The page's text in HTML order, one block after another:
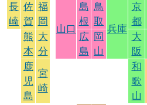
長
崎
佐
賀
福
岡
山口
島
根
鳥
取
兵庫
京
都
熊
本
大
分
広
島
岡
山
大
阪
鹿
児
島
宮
崎
和
歌
山